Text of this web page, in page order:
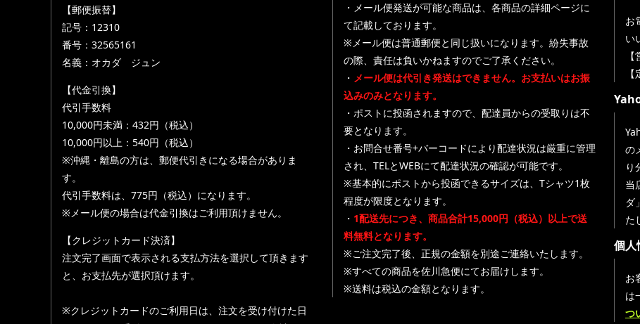
【郵便振替】
記号：12310
番号：32565161
名義：オカダ ジュン
【代金引換】
代引手数料
10,000円未満：432円（税込）
10,000円以上：540円（税込）
※沖縄・離島の方は、郵便代引きになる場合がありま
す。
代引手数料は、775円（税込）になります。
※メール便の場合は代金引換はご利用頂けません。
【クレジットカード決済】
注文完了画面で表示される支払方法を選択して頂きます
と、お支払先が選択頂けます。
※クレジットカードのご利用日は、注文を受け付けた日
・メール便発送が可能な商品は、各商品の詳細ページに
て記載しております。
※メール便は普通郵便と同じ扱いになります。紛失事故
の際、責任は負いかねますのでご了承ください。
・ メール便は代引き発送はできません。お支払いはお振
込みのみとなります。
・ポストに投函されますので、配達員からの受取りは不
要となります。
・お問合せ番号+バーコードにより配達状況は厳重に管理
され、TELとWEBにて配達状況の確認が可能です。
※基本的にポストから投函できるサイズは、Tシャツ1枚
程度が限度となります。
・ 1配送先につき、商品合計15,000円（税込）以上で送
料無料となります。
※ご注文完了後、正規の金額を別途ご連絡いたします。
※すべての商品を佐川急便にてお届けします。
※送料は税込の金額となります。
お
い
の
り
当
ダ
た
個人
お
は
つ